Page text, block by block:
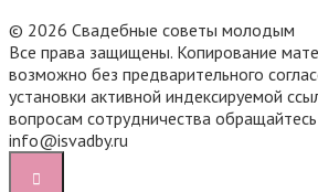
© 2026 Свадебные советы молодым
Все права защищены. Копирование
возможно без предварительного
установки активной индексируемой
вопросам сотрудничества
info@isvadby.ru